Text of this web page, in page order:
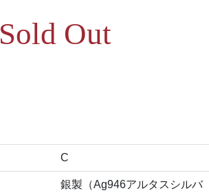
Sold Out
C
銀製（Ag946アルタスシルバ